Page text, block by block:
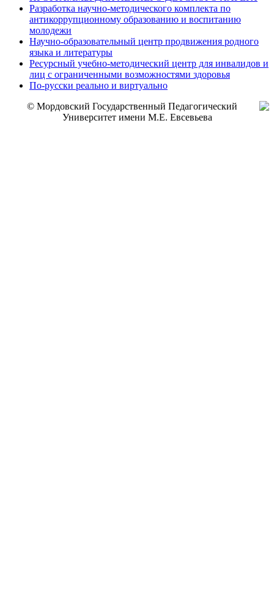
Разработка научно-методического комплекта по
антикоррупционному образованию и воспитанию
молодежи
Научно-образовательный центр продвижения родного
языка и литературы
Ресурсный учебно-методический центр для инвалидов и
лиц с ограниченными возможностями здоровья
По-русски реально и виртуально
© Мордовский Государственный Педагогический
Университет имени М.Е. Евсевьева